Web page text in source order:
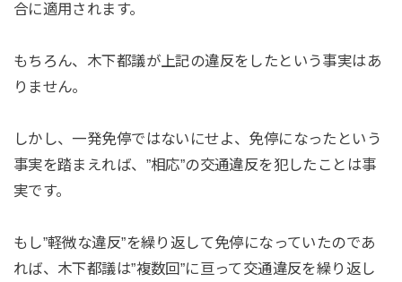
合に適用されます。
もちろん、木下都議が上記の違反をしたという事実はあ
りません。
しかし、一発免停ではないにせよ、免停になったという
事実を踏まえれば、”相応”の交通違反を犯したことは事
実です。
もし”軽微な違反”を繰り返して免停になっていたのであ
れば、木下都議は”複数回”に亘って交通違反を繰り返し